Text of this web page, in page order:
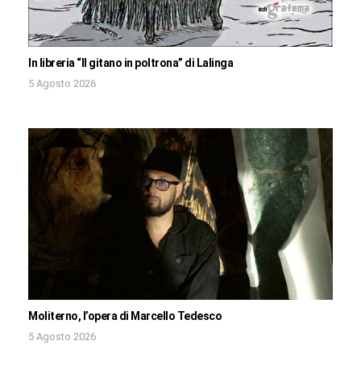
In libreria “Il gitano in poltrona” di Lalinga
5 Agosto 2026
Moliterno, l’opera di Marcello Tedesco
5 Agosto 2026